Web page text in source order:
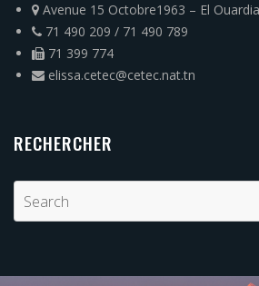
Avenue 15 Octobre1963 – El
71 490 209 / 71 490 789
71 399 774
elissa.cetec@cetec.nat.tn
RECHERCHER